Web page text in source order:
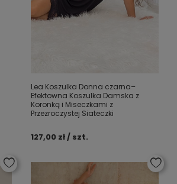
Lea Koszulka Donna czarna–
Efektowna Koszulka Damska z
Koronką i Miseczkami z
Przezroczystej Siateczki
127,00 zł / szt.